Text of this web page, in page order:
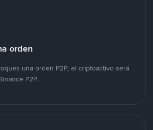
orden
una orden P2P, el criptoactivo será
P2P.